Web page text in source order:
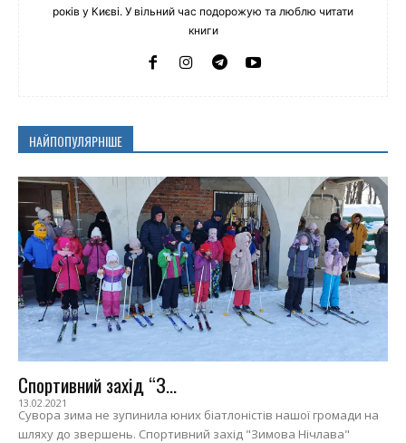
років у Києві. У вільний час подорожую та люблю читати
книги
НАЙПОПУЛЯРНІШЕ
Спортивний захід “З...
13.02.2021
Сувора зима не зупинила юних біатлоністів нашої громади на
шляху до звершень. Спортивний захід "Зимова Нічлава"